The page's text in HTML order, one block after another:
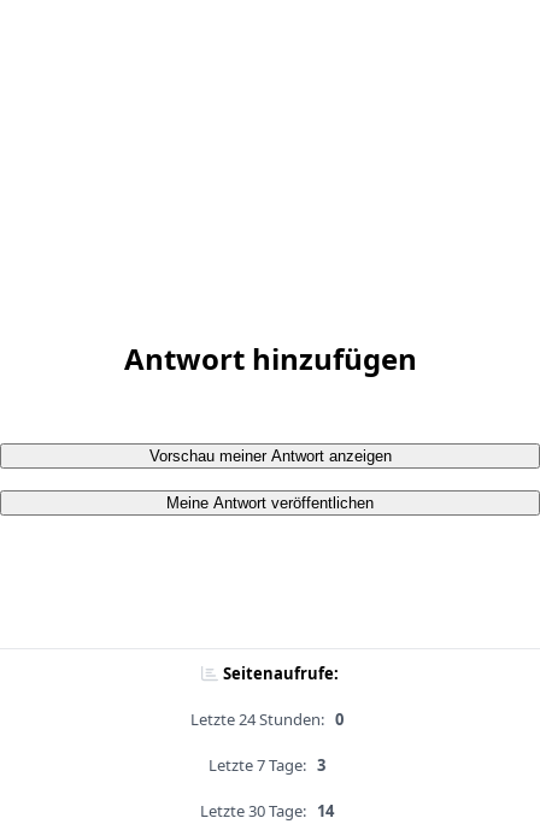
Antwort hinzufügen
Vorschau meiner Antwort anzeigen
Meine Antwort veröffentlichen
Seitenaufrufe:
Letzte 24 Stunden: 0
Letzte 7 Tage: 3
Letzte 30 Tage: 14